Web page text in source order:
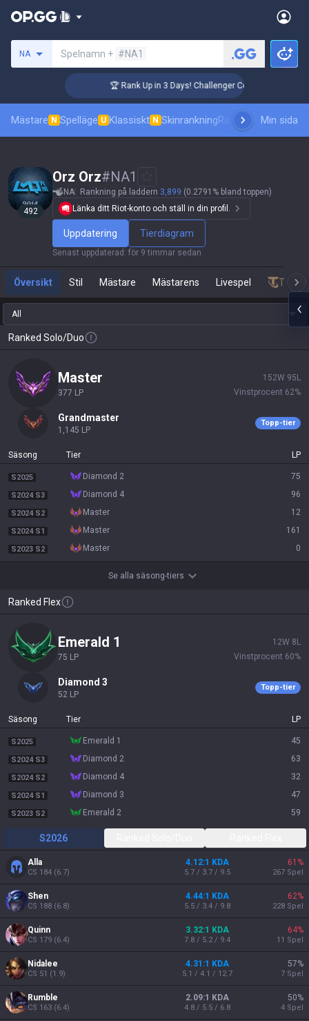
NA Spelnamn + #NA1
🏆 Rank Up in 3 Days! Challenger Coaching
Mästare N Spelläge U Klassiskt N SkinrankningRanking Pro
Min sida
492
Orz Orz#NA1
NA Rankning på laddern 3,899 (0.2791% bland toppen)
Länka ditt Riot-konto och ställ in din profil.
Uppdatering Tierdiagram
Senast uppdaterad : för 9 timmar sedan
Översikt Stil Mästare Mästarens Livespel
All
Ranked Solo/Duo
master
377 LP
152W 95 L
Vinstprocent 62%
grandmaster
1,145 LP
Topp-tier
Säsong Tier LP
S2025 diamond 2 75
S2024 S3 diamond 4 96
S2024 S2 master 12
S2024 S1 master 161
S2023 S2 master 0
Se alla säsong-tiers
Ranked Flex
emerald 1
75 LP
12W 8 L
Vinstprocent 60%
diamond 3
52 LP
Topp-tier
Säsong Tier LP
S2025 emerald 1 45
S2024 S3 diamond 2 63
S2024 S2 diamond 4 32
S2024 S1 diamond 3 47
S2023 S2 emerald 2 59
S2026
Alla
CS 184 (6.7)
4.12:1 KDA
5.7 / 3.7 / 9.5
61 %
267 Spel
Shen
CS 188 (6.8)
4.44:1 KDA
5.5 / 3.4 / 9.8
62%
228 Spel
Quinn
CS 179 (6.4)
3.32:1 KDA
7.8 / 5.2 / 9.4
64%
11 Spel
Nidalee
CS 51 (1.9)
4.31:1 KDA
5.1 / 4.1 / 12.7
57%
7 Spel
Rumble
CS 163 (6.4)
2.09:1 KDA
4.8 / 5.5 / 6.8
50%
4 Spel